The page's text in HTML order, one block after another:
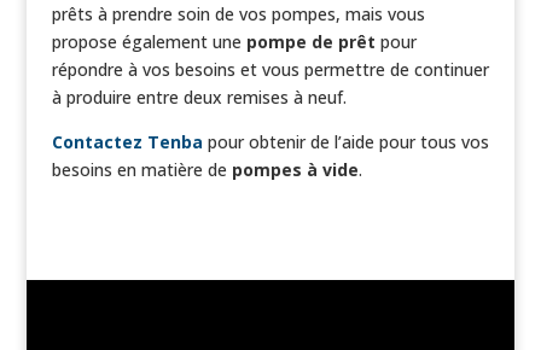
prêts à prendre soin de vos pompes, mais vous
propose également une pompe de prêt pour
répondre à vos besoins et vous permettre de continuer
à produire entre deux remises à neuf.
Contactez Tenba pour obtenir de l’aide pour tous vos
besoins en matière de pompes à vide.